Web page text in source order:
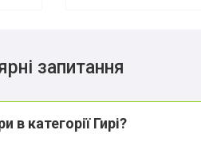
запитання
в категорії Гирі?